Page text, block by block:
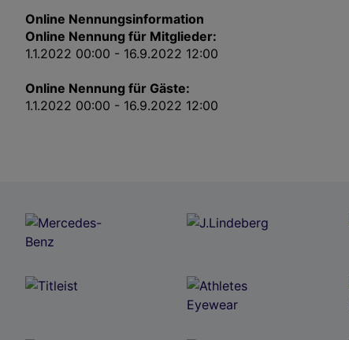
Online Nennungsinformation
Online Nennung für Mitglieder:
1.1.2022 00:00 - 16.9.2022 12:00
Online Nennung für Gäste:
1.1.2022 00:00 - 16.9.2022 12:00